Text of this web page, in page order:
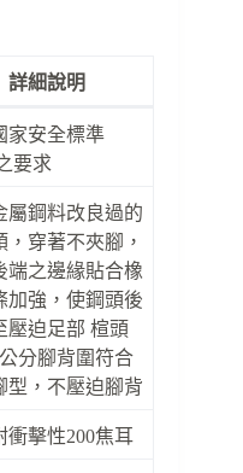
詳細說明
家安全標準
要求
屬鋼料改良過的
，穿著不夾腳，
端之邊緣貼合橡
加強，使鋼頭後
壓迫足部 楦頭
分腳背圍符合
型，不壓迫腳背
衝擊性200焦耳